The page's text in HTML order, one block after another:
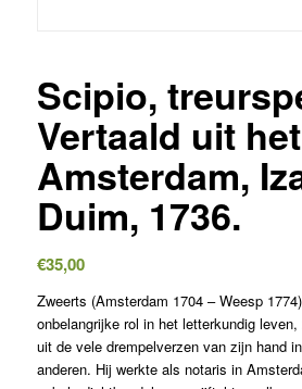
Scipio,
Vertaald uit
Amsterdam,
Duim, 1736.
€35,00
Zweerts (Amsterdam 1704 – Weesp
onbelangrijke rol in het letterkundig
uit de vele drempelverzen van zijn hand
anderen. Hij werkte als notaris in